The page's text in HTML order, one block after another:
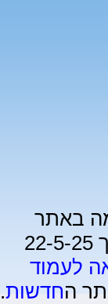
באתר
ynetsport בתאריך 22-5-25
לעמוד
החדשות.